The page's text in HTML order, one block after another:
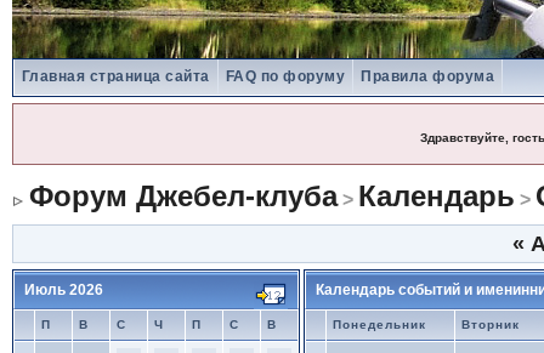
Главная страница сайта FAQ по форуму Правила форума
Здравствуйте, гость
Форум Джебел-клуба> Календарь >
«
Июль 2026
П В С Ч П С В
Календарь событий и
Понедельник Вторник